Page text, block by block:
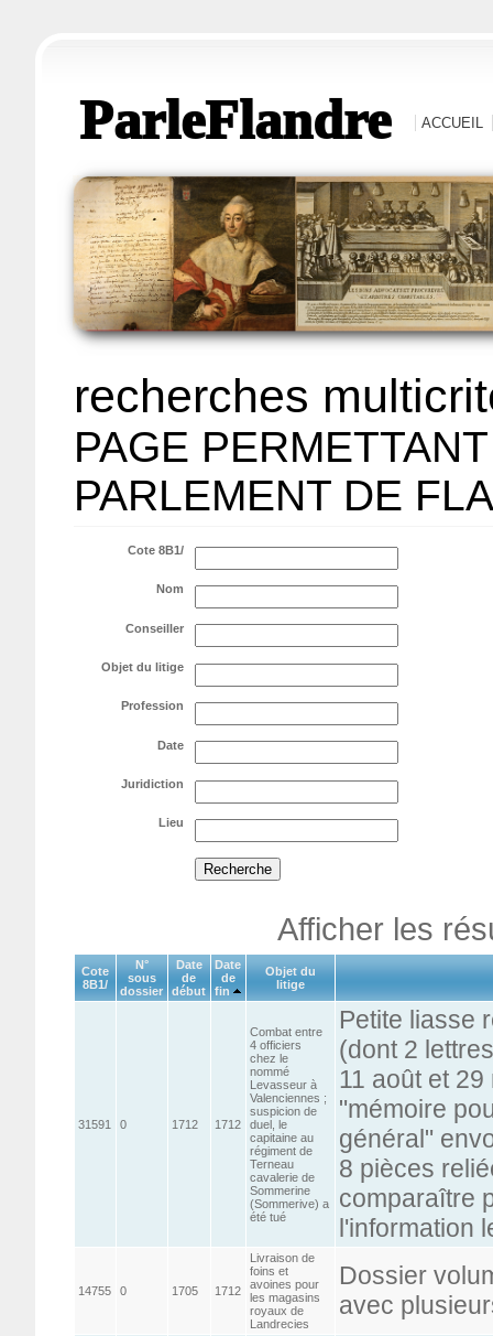
ParleFlandre ACCUEIL
recherches
PAGE
PARLEMENT DE
Cote 8B1/
Nom
Conseiller
Objet du litige
Profession
Date
Juridiction
Lieu
Afficher les
Cote
8B1/
N°
sous
dossier
Date
de
début
Date
de
fin
Objet du
litige
31591 0 1712 1712
Combat entre
4 officiers
chez le
nommé
Levasseur à
Valenciennes ;
suspicion de
duel, le
capitaine au
régiment de
Terneau
cavalerie de
Sommerine
(Sommerive) a
été tué
Petite liasse
(dont 2
11 août et
"mémoire
général"
8 pièces
comparaître
l'information
14755 0 1705 1712
Livraison de
foins et
avoines pour
les magasins
royaux de
Landrecies
Dossier
avec